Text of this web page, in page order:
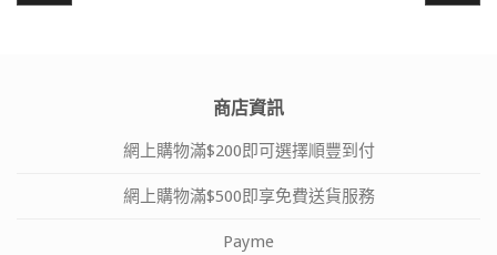
商店資訊
網上購物滿$200即可選擇順豐到付
網上購物滿$500即享免費送貨服務
Payme